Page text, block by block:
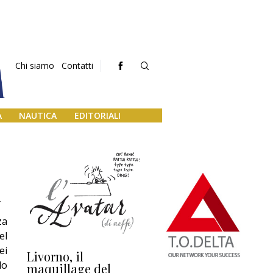
Chi siamo Contatti
NAUTICA EDITORIALI
Livorno, il
maquillage del
L’uscita di scena di